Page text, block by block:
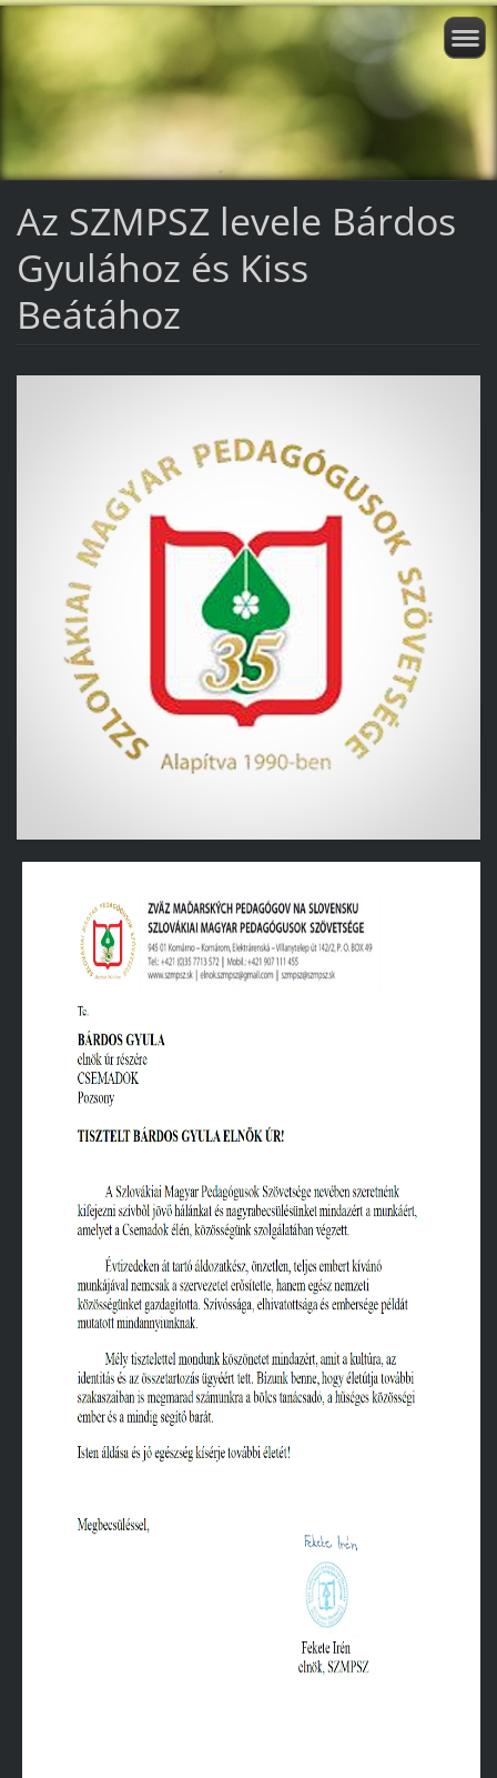
Az SZMPSZ levele Bárdos
Gyulához és Kiss
Beátához